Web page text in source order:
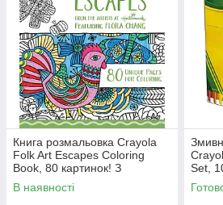
Книга розмальовка Crayola
Folk Art Escapes Coloring
Book, 80 картинок! З
унікальним дизайном.
В наявності
Set,